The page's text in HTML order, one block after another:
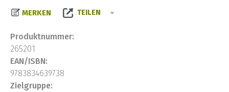
MERKEN TEILEN
Produktnummer:
265201
EAN/ISBN:
9783834639738
Zielgruppe: